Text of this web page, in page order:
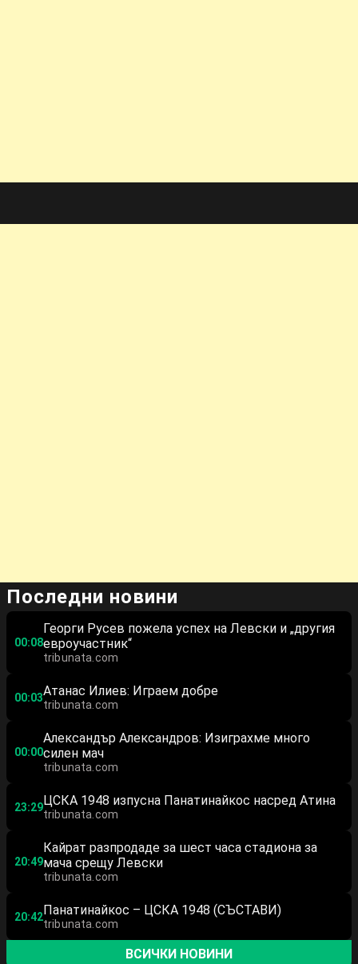
Последни новини
00:08
Георги Русев пожела успех на Левски и „другия
евроучастник“
tribunata.com
00:03Атанас Илиев: Играем добре
tribunata.com
00:00
Александър Александров: Изиграхме много
силен мач
tribunata.com
23:29ЦСКА 1948 изпусна Панатинайкос насред Атина
tribunata.com
20:49
Кайрат разпродаде за шест часа стадиона за
мача срещу Левски
tribunata.com
20:42Панатинайкос – ЦСКА 1948 (СЪСТАВИ)
tribunata.com
ВСИЧКИ НОВИНИ